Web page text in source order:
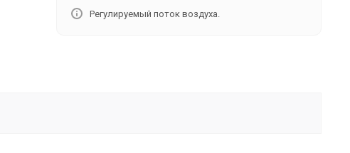
Регулируемый поток воздуха.